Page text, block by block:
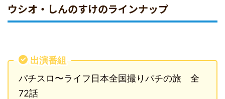
ウシオ・しんのすけのラインナップ
出演番組
パチスロ〜ライフ日本全国撮りパチの旅 全
72話